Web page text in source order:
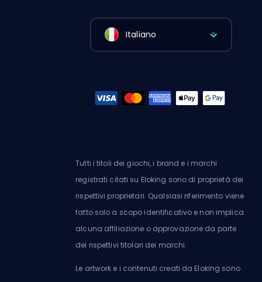
Italiano
Tutti i titoli dei giochi, i brand e i marchi
registrati citati su Eloking sono di proprietà dei
rispettivi proprietari. Qualsiasi riferimento viene
fatto solo a scopo identificativo e non implica
alcuna affiliazione o approvazione da parte
dei rispettivi titolari dei marchi.
Le artwork e i contenuti creati da Eloking sono